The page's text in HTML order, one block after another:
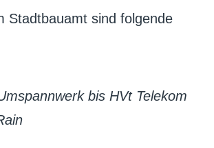
Stadtbauamt sind folgende
bis HVt Telekom